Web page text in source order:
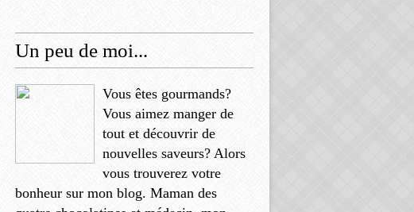
Un peu de moi...
Vous êtes gourmands?
Vous aimez manger de
tout et découvrir de
nouvelles saveurs? Alors
vous trouverez votre
bonheur sur mon blog. Maman des